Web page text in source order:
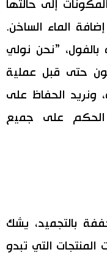
إلى حالتها
١٠ ثانية من إضافة الماء الساخن.
”نحن نولي
حتى قبل عملية
ونريد الحفاظ على
الحكم على جميع
بالتجميد، يشك
التي تبدو